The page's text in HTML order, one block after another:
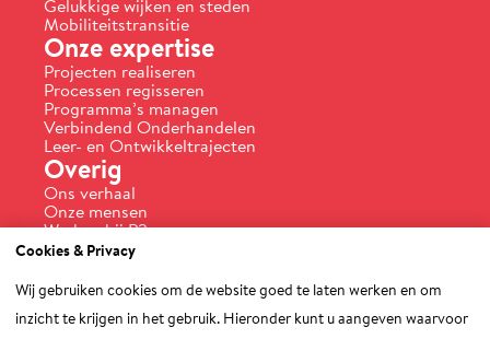
Gelukkige wijken en steden
Mobiliteitstransitie
Onze expertise
Projecten realiseren
Processen regisseren
Programma’s managen
Verbindend Onderhandelen
Leer- en Ontwikkeltrajecten
Overig
Ons verhaal
Onze mensen
Werken bij P2
Actueel
Vakmeesters aan het woord
Cookies & Privacy
Wij gebruiken cookies om de website goed te laten werken en om
inzicht te krijgen in het gebruik. Hieronder kunt u aangeven waarvoor